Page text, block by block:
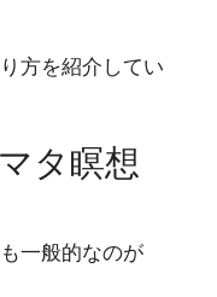
方を紹介してい
タ瞑想
一般的なのが